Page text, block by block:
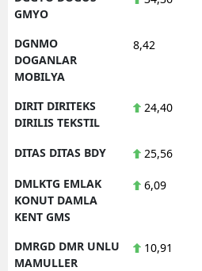
GMYO
DGNMO
DOGANLAR
MOBILYA
8,42
DIRIT DIRITEKS
DIRILIS TEKSTIL
24,40
DITAS DITAS BDY 25,56
DMLKTG EMLAK
KONUT DAMLA
KENT GMS
6,09
DMRGD DMR UNLU
MAMULLER
10,91